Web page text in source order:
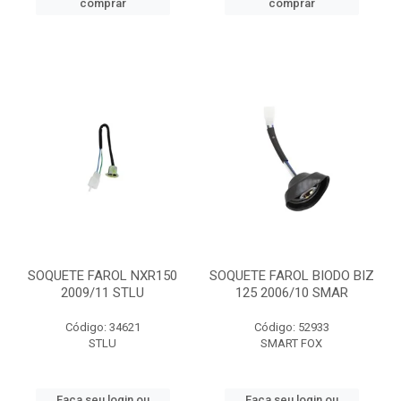
comprar comprar
SOQUETE FAROL NXR150
2009/11 STLU
Código: 34621
STLU
SOQUETE FAROL BIODO BIZ
125 2006/10 SMAR
Código: 52933
SMART FOX